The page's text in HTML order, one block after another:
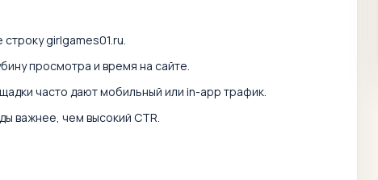
строкуgirlgames01.ru.
просмотра и время на сайте.
часто дают мобильный или in-app трафик.
важнее, чем высокий CTR.